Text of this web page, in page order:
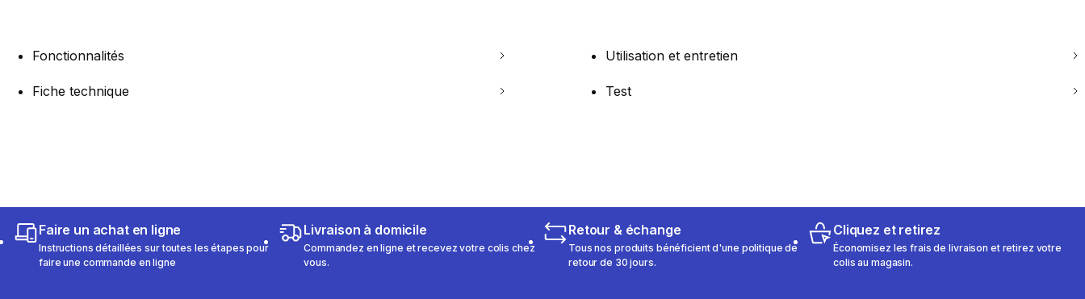
Fonctionnalités Utilisation et entretien
Fiche technique Test
Faire un achat en ligne
Instructions détaillées sur toutes les étapes pour
faire une commande en ligne
Livraison à domicile
Commandez en ligne et recevez votre colis chez
vous.
Retour & échange
Tous nos produits bénéficient d'une politique de
retour de 30 jours.
Cliquez et retirez
Économisez les frais de livraison et retirez votre
colis au magasin.